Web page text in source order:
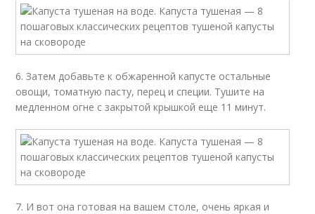
6. Затем добавьте к обжаренной капусте остальные
овощи, томатную пасту, перец и специи. Тушите на
медленном огне с закрытой крышкой еще 11 минут.
7. И вот она готовая на вашем столе, очень яркая и